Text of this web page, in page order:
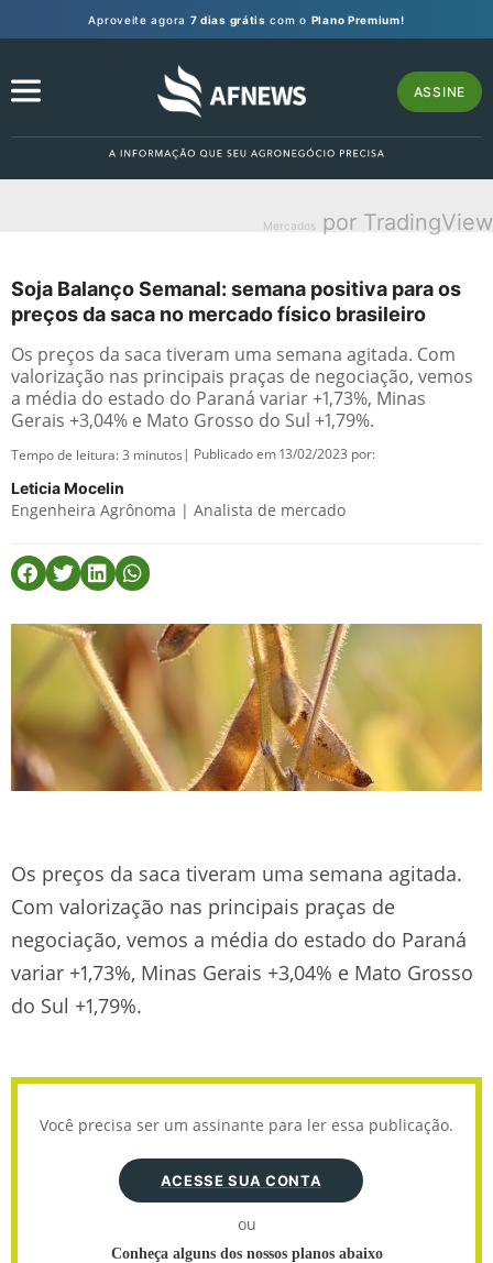
Aproveite agora 7 dias grátis com o Plano Premium!
ASSINE
Mercados por TradingView
Soja Balanço Semanal: semana positiva para os
preços da saca no mercado físico brasileiro
Os preços da saca tiveram uma semana agitada. Com
valorização nas principais praças de negociação, vemos
a média do estado do Paraná variar +1,73%, Minas
Gerais +3,04% e Mato Grosso do Sul +1,79%.
Tempo de leitura:3 minutos | Publicado em 13/02/2023 por:
Leticia Mocelin
Engenheira Agrônoma | Analista de mercado
Os preços da saca tiveram uma semana agitada.
Com valorização nas principais praças de
negociação, vemos a média do estado do Paraná
variar +1,73%, Minas Gerais +3,04% e Mato Grosso
do Sul +1,79%.
Você precisa ser um assinante para ler essa publicação.
ACESSE SUA CONTA
ou
Conheça alguns dos nossos planos abaixo